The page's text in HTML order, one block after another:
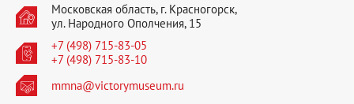
Московская область, г. Красногорск,
ул. Народного Ополчения, 15
+7 (498) 715-83-05
+7 (498) 715-83-10
mmna@victorymuseum.ru